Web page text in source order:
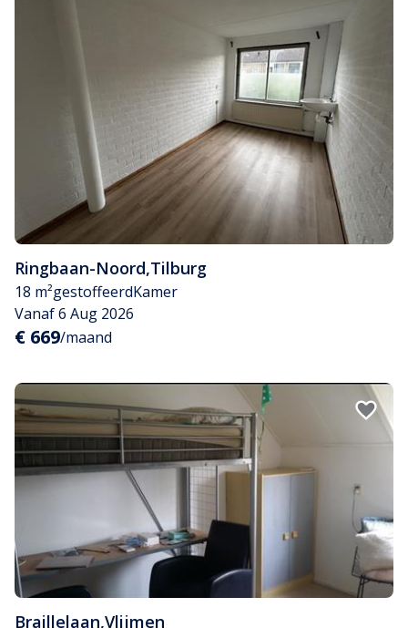
Ringbaan-Noord,Tilburg
18 m²gestoffeerdKamer
Vanaf 6 Aug 2026
€ 669/maand
Braillelaan,Vlijmen